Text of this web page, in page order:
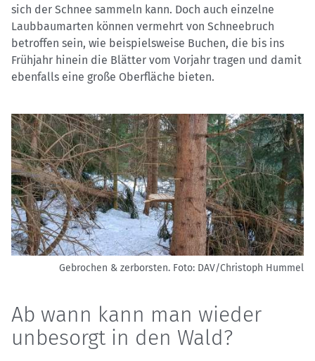
sich der Schnee sammeln kann. Doch auch einzelne
Laubbaumarten können vermehrt von Schneebruch
betroffen sein, wie beispielsweise Buchen, die bis ins
Frühjahr hinein die Blätter vom Vorjahr tragen und damit
ebenfalls eine große Oberfläche bieten.
Gebrochen & zerborsten. Foto: DAV/Christoph Hummel
Ab wann kann man wieder
unbesorgt in den Wald?